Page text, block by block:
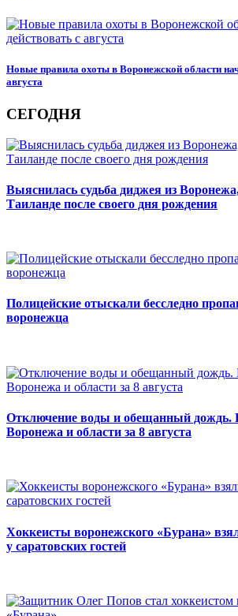
Новые правила охоты в Воронежской области
августа
СЕГОДНЯ
Выяснилась судьба диджея из
Таиланде после своего дня рождения
Полицейские отыскали бесследно
воронежца
Отключение воды и обещанный дождь.
Воронежа и области за 8 августа
Хоккеисты воронежского «Бурана»
у саратовских гостей